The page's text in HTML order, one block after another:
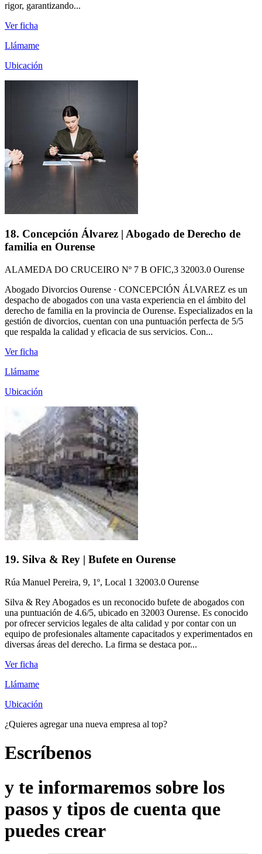
rigor, garantizando...
Ver ficha
Llámame
Ubicación
18. Concepción Álvarez | Abogado de Derecho de
familia en Ourense
ALAMEDA DO CRUCEIRO Nº 7 B OFIC,3 32003.0 Ourense
Abogado Divorcios Ourense · CONCEPCIÓN ÁLVAREZ es un
despacho de abogados con una vasta experiencia en el ámbito del
derecho de familia en la provincia de Ourense. Especializados en la
gestión de divorcios, cuentan con una puntuación perfecta de 5/5
que respalda la calidad y eficacia de sus servicios. Con...
Ver ficha
Llámame
Ubicación
19. Silva & Rey | Bufete en Ourense
Rúa Manuel Pereira, 9, 1º, Local 1 32003.0 Ourense
Silva & Rey Abogados es un reconocido bufete de abogados con
una puntuación de 4.6/5, ubicado en 32003 Ourense. Es conocido
por ofrecer servicios legales de alta calidad y por contar con un
equipo de profesionales altamente capacitados y experimentados en
diversas áreas del derecho. La firma se destaca por...
Ver ficha
Llámame
Ubicación
¿Quieres agregar una nueva empresa al top?
Escríbenos
y te informaremos sobre los
pasos y tipos de cuenta que
puedes crear